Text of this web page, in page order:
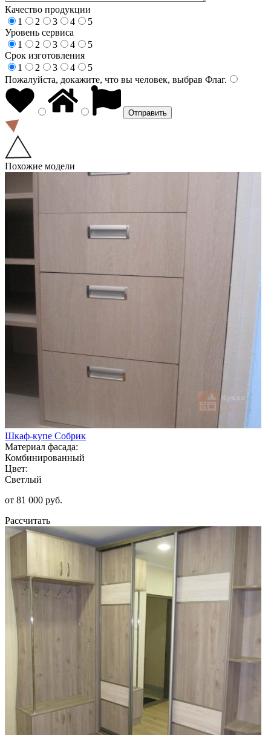
Качество продукции
1
2 3 4
5
Уровень сервиса
1
2 3 4
5
Срок изготовления
1
2 3 4
5
Пожалуйста, докажите, что вы человек, выбрав Флаг.
Похожие модели
Шкаф-купе Собрик
Материал фасада:
Комбинированный
Цвет:
Светлый
от 81 000 руб.
Рассчитать